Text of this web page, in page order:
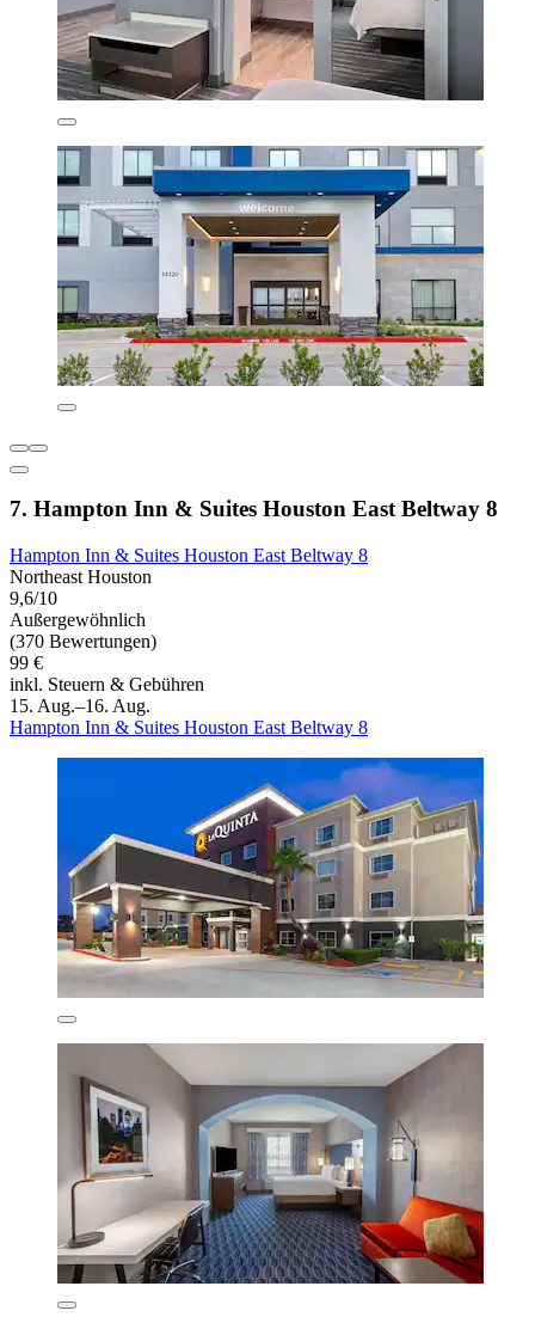
7. Hampton Inn & Suites Houston East Beltway 8
Hampton Inn & Suites Houston East Beltway 8
Northeast Houston
9,6/10
Außergewöhnlich
(370 Bewertungen)
99 €
inkl. Steuern & Gebühren
15. Aug.–16. Aug.
Hampton Inn & Suites Houston East Beltway 8